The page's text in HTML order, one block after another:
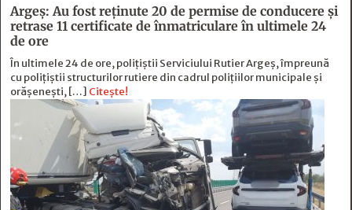
Argeș: Au fost reținute 20 de permise de conducere și
retrase 11 certificate de înmatriculare în ultimele 24
de ore
În ultimele 24 de ore, polițiștii Serviciului Rutier Argeș, împreună
cu polițiștii structurilor rutiere din cadrul polițiilor municipale și
orășenești, […] Citește!